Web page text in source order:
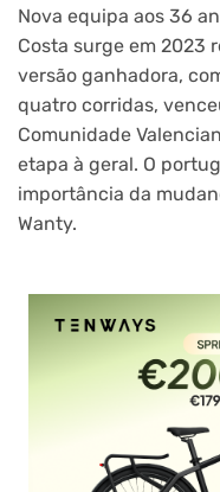
Nova equipa aos 36
Costa surge em 2023
versão ganhadora,
quatro corridas,
Comunidade
etapa à geral. O
importância da
Wanty.